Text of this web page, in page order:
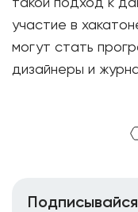
такой подход к
участие в
могут стать
дизайнеры и